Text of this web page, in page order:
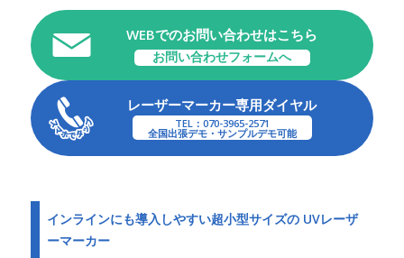
WEBでのお問い合わせはこちら
お問い合わせフォームへ
レーザーマーカー専用ダイヤル
TEL：070-3965-2571
全国出張デモ・サンプルデモ可能
インラインにも導入しやすい超小型サイズの UVレーザ
ーマーカー